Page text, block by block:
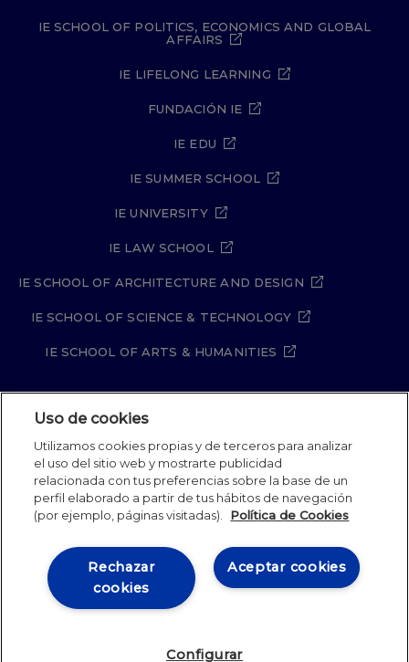
IE SCHOOL OF POLITICS, ECONOMICS AND GLOBAL
AFFAIRS
IE LIFELONG LEARNING
FUNDACIÓN IE
IE EDU
IE SUMMER SCHOOL
IE UNIVERSITY
IE LAW SCHOOL
IE SCHOOL OF ARCHITECTURE AND DESIGN
IE SCHOOL OF SCIENCE & TECHNOLOGY
IE SCHOOL OF ARTS & HUMANITIES
Aviso legal
Política de Cookies
Política de seguridad
Student Academic Standards
Canal Compliance
Site Map
IE University 2026
Uso de cookies
Utilizamos cookies propias y de terceros para analizar
el uso del sitio web y mostrarte publicidad
relacionada con tus preferencias sobre la base de un
perfil elaborado a partir de tus hábitos de navegación
(por ejemplo, páginas visitadas).
Política de Cookies
Aceptar cookies
Rechazar
cookies
Configurar